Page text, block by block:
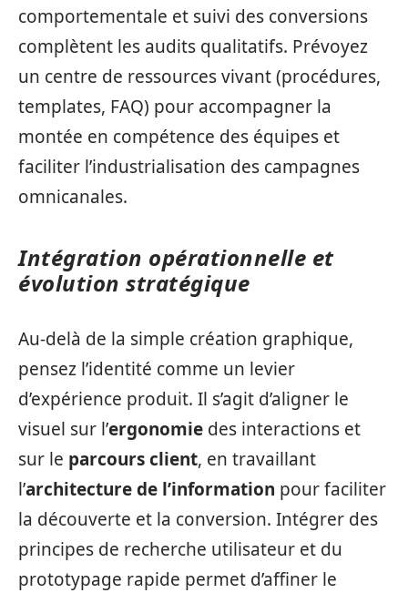
comportementale et suivi des conversions
complètent les audits qualitatifs. Prévoyez
un centre de ressources vivant (procédures,
templates, FAQ) pour accompagner la
montée en compétence des équipes et
faciliter l’industrialisation des campagnes
omnicanales.
Intégration opérationnelle et
évolution stratégique
Au-delà de la simple création graphique,
pensez l’identité comme un levier
d’expérience produit. Il s’agit d’aligner le
visuel sur l’ergonomie des interactions et
sur le parcours client, en travaillant
l’architecture de l’information pour faciliter
la découverte et la conversion. Intégrer des
principes de recherche utilisateur et du
prototypage rapide permet d’affiner le